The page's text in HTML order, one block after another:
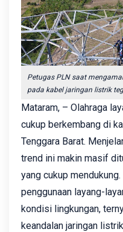
Petugas PLN saat
pada kabel jaringan listrik
Mataram, – Olahraga
cukup berkembang di
Tenggara Barat.
trend ini makin masif
yang cukup
penggunaan layang-
kondisi lingkungan,
keandalan jaringan